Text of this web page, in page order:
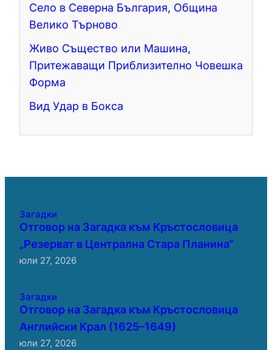
Село в Северна България, Община
Велико Търново
Живо Същество или Машина,
Притежаващи Приблизително Човешка
Форма
Вид Удар в Бокса
Загадки
Отговор на Загадка към Кръстословица
„Резерват в Централна Стара Планина“
юли 27, 2026
Загадки
Отговор на Загадка към Кръстословица
Английски Крал (1625–1649)
юли 27, 2026